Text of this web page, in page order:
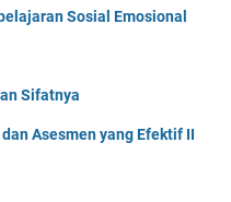
Sosial Emosional
Sifatnya
Asesmen yang Efektif II